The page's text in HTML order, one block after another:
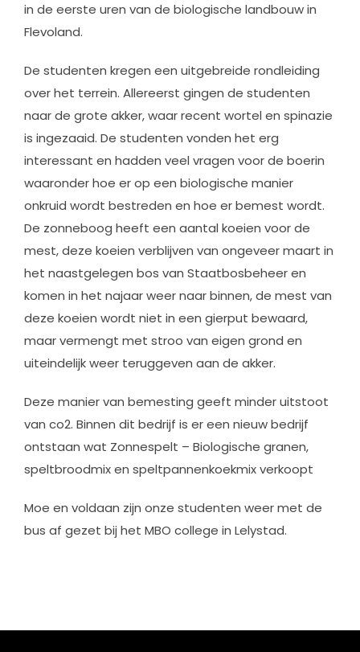
in de eerste uren van de biologische landbouw in
Flevoland.
De studenten kregen een uitgebreide rondleiding
over het terrein. Allereerst gingen de studenten
naar de grote akker, waar recent wortel en spinazie
is ingezaaid. De studenten vonden het erg
interessant en hadden veel vragen voor de boerin
waaronder hoe er op een biologische manier
onkruid wordt bestreden en hoe er bemest wordt.
De zonneboog heeft een aantal koeien voor de
mest, deze koeien verblijven van ongeveer maart in
het naastgelegen bos van Staatbosbeheer en
komen in het najaar weer naar binnen, de mest van
deze koeien wordt niet in een gierput bewaard,
maar vermengt met stroo van eigen grond en
uiteindelijk weer teruggeven aan de akker.
Deze manier van bemesting geeft minder uitstoot
van co2. Binnen dit bedrijf is er een nieuw bedrijf
ontstaan wat Zonnespelt – Biologische granen,
speltbroodmix en speltpannenkoekmix verkoopt
Moe en voldaan zijn onze studenten weer met de
bus af gezet bij het MBO college in Lelystad.